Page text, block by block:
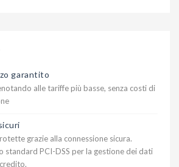
garantito
alle tariffe più basse, senza costi di
grazie alla connessione sicura.
standard PCI-DSS per la gestione dei dati